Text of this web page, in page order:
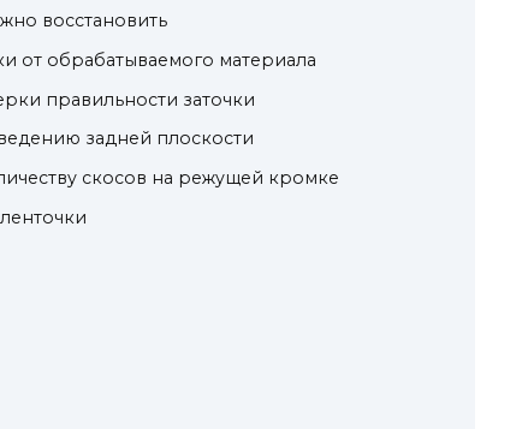
восстановить
от обрабатываемого материала
правильности заточки
задней плоскости
скосов на режущей кромке